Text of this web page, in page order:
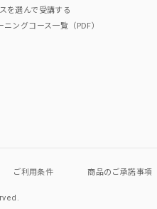
O
を選んで受講する
ニングコース一覧（PDF）
ご利用条件 商品のご承諾事項